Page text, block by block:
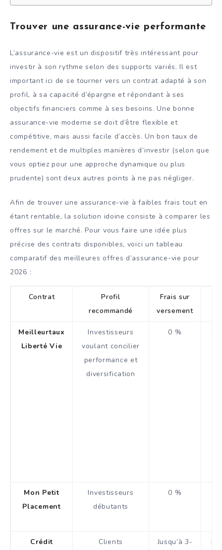
Trouver une assurance-vie performante
L’assurance-vie est un dispositif très intéressant pour
investir à son rythme selon des supports variés. Il est
important ici de se tourner vers un contrat adapté à son
profil, à sa capacité d’épargne et répondant à ses
objectifs financiers comme à ses besoins. Une bonne
assurance-vie moderne se doit d’être flexible et
compétitive, mais aussi facile d’accès. Un bon taux de
rendement et de multiples manières d’investir (selon que
vous optiez pour une approche dynamique ou plus
prudente) sont deux autres points à ne pas négliger.
Afin de trouver une assurance-vie à faibles frais tout en
étant rentable, la solution idoine consiste à comparer les
offres sur le marché. Pour vous faire une idée plus
précise des contrats disponibles, voici un tableau
comparatif des meilleures offres d’assurance-vie pour
2026 :
Contrat
Profil
recommandé
Frais sur
versement
Meilleurtaux
Liberté Vie
Investisseurs
voulant concilier
performance et
diversification
0 %
Mon Petit
Placement
Investisseurs
débutants
0 %
Crédit
Clients
Jusqu’à 3-